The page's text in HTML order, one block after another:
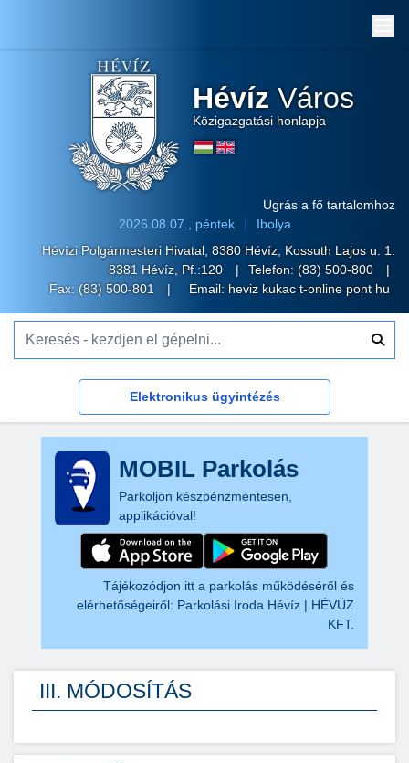
Hévíz Város
Közigazgatási honlapja
Ugrás a fő tartalomhoz
2026.08.07., péntek
Ibolya
Hévízi Polgármesteri Hivatal, 8380 Hévíz, Kossuth Lajos u. 1.
8381 Hévíz, Pf.:120
Telefon: (83) 500-800
Fax: (83) 500-801
Email: heviz kukac t-online pont hu
Elektronikus ügyintézés
MOBIL Parkolás
Parkoljon készpénzmentesen,
applikációval!
Tájékozódjon itt a parkolás működéséről és
elérhetőségeiről: Parkolási Iroda Hévíz | HÉVÜZ
KFT.
III. MÓDOSÍTÁS